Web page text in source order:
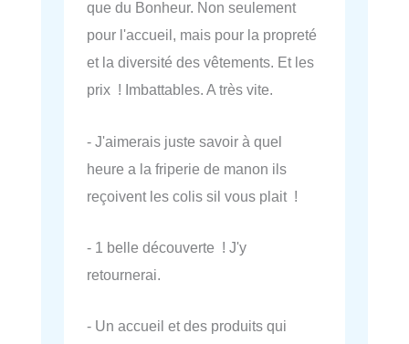
que du Bonheur. Non seulement
pour l'accueil, mais pour la propreté
et la diversité des vêtements. Et les
prix ! Imbattables. A très vite.
- J'aimerais juste savoir à quel
heure a la friperie de manon ils
reçoivent les colis sil vous plait !
- 1 belle découverte ! J'y
retournerai.
- Un accueil et des produits qui